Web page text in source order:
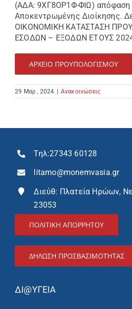
(ΑΔΑ: 9ΧΓ8ΟΡ1Φ-ΦΙΩ) απόφαση
Αποκεντρωμένης Διοίκησης.
ΟΙΚΟΝΟΜΙΚΗ ΚΑΤΑΣΤΑΣΗ
ΕΣΟΔΩΝ – ΕΞΟΔΩΝ ΕΤΟΥΣ
ΑΡΧΕΙΟ ΠΡΟΥΠΟΛΟΓΙΣΜΟΥ
29 Μαρ , 2024 Ανακοινώσεις
Τηλ:27343 60128
litamo@monemvasia.gr
Διεύθ: Πλατεία Ηρώων,
23053
ΠΟΛΙΤΙΚΗ ΑΠΟΡΡΗΤΟΥ
ΔΉΛΩΣΗ ΠΡΟΣΒΑΣΙΜΌΤΗΤΑΣ
ΔΙ@ΥΓΕΙΑ